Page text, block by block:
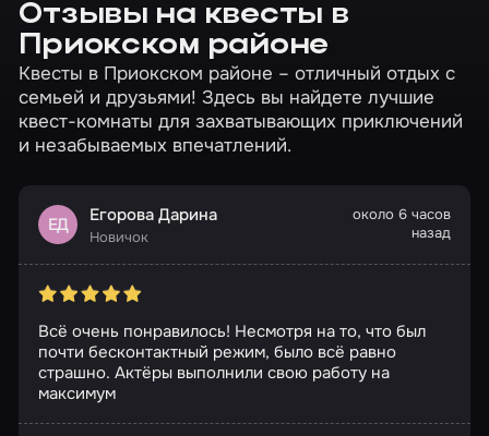
Отзывы на квесты в
Приокском районе
Квесты в Приокском районе – отличный отдых с
семьей и друзьями! Здесь вы найдете лучшие
квест-комнаты для захватывающих приключений
и незабываемых впечатлений.
ЕД Егорова Дарина
Новичок
около 6 часов
назад
Всё очень понравилось! Несмотря на то, что был
почти бесконтактный режим, было всё равно
страшно. Актёры выполнили свою работу на
максимум